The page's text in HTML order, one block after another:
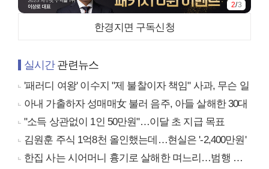
2/3
한경지면 구독신청
실시간관련뉴스
'패러디 여왕' 이수지 "제 불찰이자 책임" 사과, 무슨 일
아내 가출하자 성매매女 불러 음주, 아들 살해한 30대
"소득 상관없이 1인 50만원"…이달 초 지급 목표
김원훈 주식 1억8천 올인했는데…현실은 '-2,400만원'
한집 사는 시어머니 흉기로 살해한 며느리…범행 동기는